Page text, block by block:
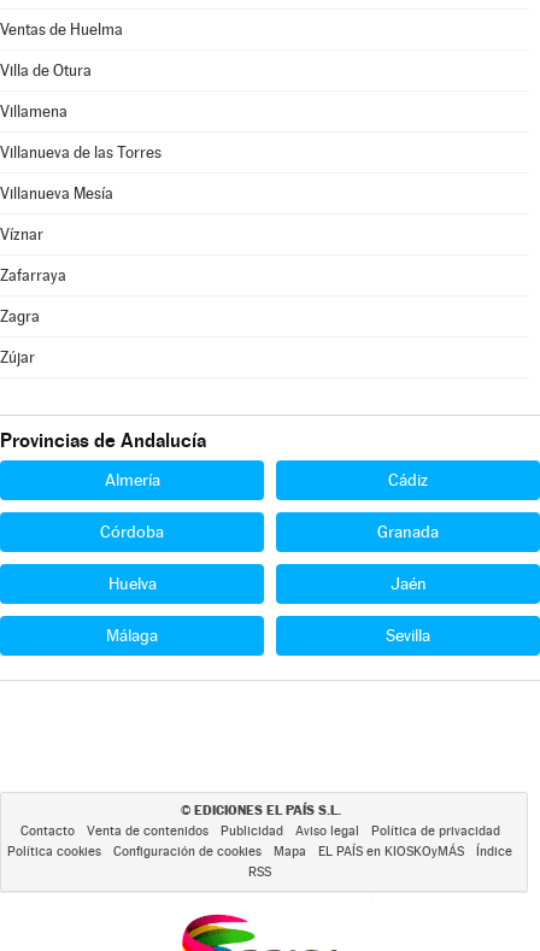
Ventas de Huelma
Villa de Otura
Villamena
Villanueva de las Torres
Villanueva Mesía
Víznar
Zafarraya
Zagra
Zújar
Provincias de Andalucía
Almería Cádiz
Córdoba Granada
Huelva Jaén
Málaga Sevilla
© EDICIONES EL PAÍS S.L.
Contacto Venta de contenidos Publicidad Aviso legal
Política de privacidad
Política cookies
Configuración de cookies Mapa EL PAÍS en KIOSKOyMÁS
Índice
RSS